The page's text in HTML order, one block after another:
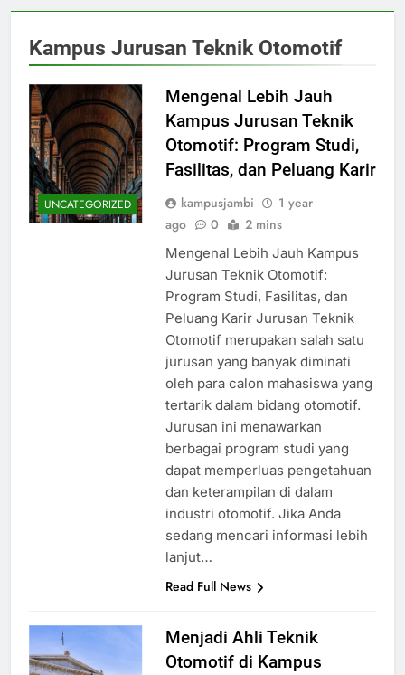
Kampus Jurusan Teknik Otomotif
UNCATEGORIZED
Mengenal Lebih Jauh
Kampus Jurusan Teknik
Otomotif: Program Studi,
Fasilitas, dan Peluang Karir
kampusjambi
1 year
ago
0 2 mins
Mengenal Lebih Jauh Kampus
Jurusan Teknik Otomotif:
Program Studi, Fasilitas, dan
Peluang Karir Jurusan Teknik
Otomotif merupakan salah satu
jurusan yang banyak diminati
oleh para calon mahasiswa yang
tertarik dalam bidang otomotif.
Jurusan ini menawarkan
berbagai program studi yang
dapat memperluas pengetahuan
dan keterampilan di dalam
industri otomotif. Jika Anda
sedang mencari informasi lebih
lanjut…
Read Full News
Menjadi Ahli Teknik
Otomotif di Kampus